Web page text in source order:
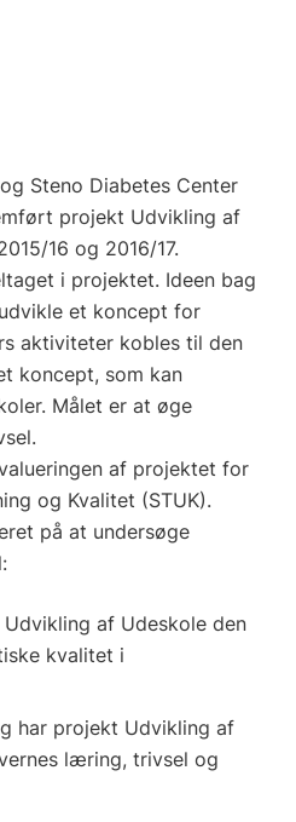
Steno Diabetes Center
projekt Udvikling af
16 og 2016/17.
i projektet. Ideen bag
et koncept for
aktiviteter kobles til den
koncept, som kan
Målet er at øge
af projektet for
og Kvalitet (STUK).
på at undersøge
af Udeskole den
kvalitet i
har projekt Udvikling af
læring, trivsel og